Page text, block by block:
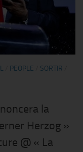
PEOPLE SORTIR
la
Herzog »
@ « La